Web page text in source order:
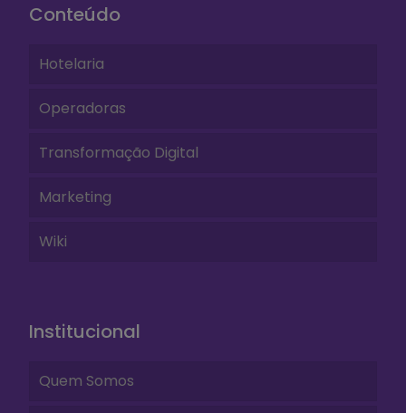
Conteúdo
Hotelaria
Operadoras
Transformação Digital
Marketing
Wiki
Institucional
Quem Somos